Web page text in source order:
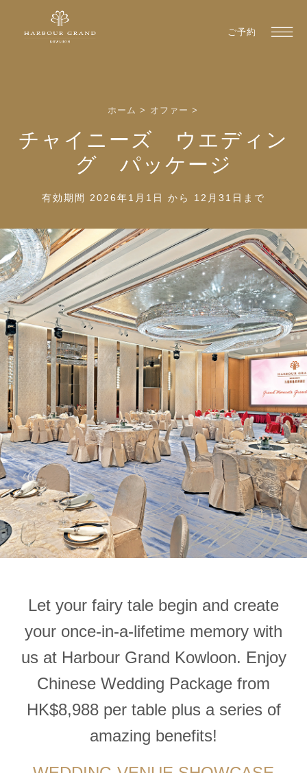
ご予約
1 1 0
ホーム > オファー >
チャイニーズ ウエディン
グ パッケージ
有効期間 2026年1月1日 から 12月31日まで
Let your fairy tale begin and create
your once-in-a-lifetime memory with
us at Harbour Grand Kowloon. Enjoy
Chinese Wedding Package from
HK$8,988 per table plus a series of
amazing benefits!